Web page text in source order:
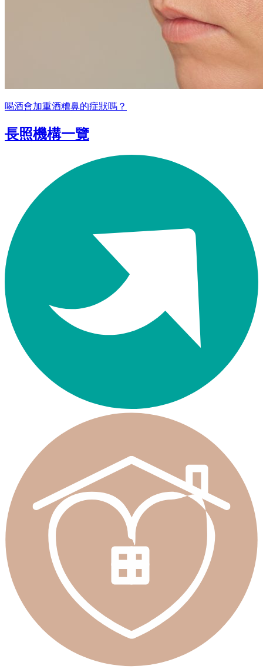
喝酒會加重酒糟鼻的症狀嗎？
長照機構一覽